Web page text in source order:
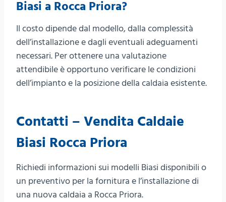
Biasi a Rocca Priora?
Il costo dipende dal modello, dalla complessità
dell’installazione e dagli eventuali adeguamenti
necessari. Per ottenere una valutazione
attendibile è opportuno verificare le condizioni
dell’impianto e la posizione della caldaia esistente.
Contatti – Vendita Caldaie
Biasi Rocca Priora
Richiedi informazioni sui modelli Biasi disponibili o
un preventivo per la fornitura e l’installazione di
una nuova caldaia a Rocca Priora.